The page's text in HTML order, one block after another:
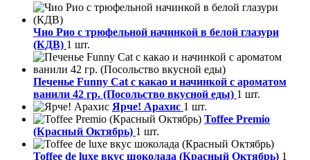
Чио Рио с трюфельной начинкой в белой глазури
(КДВ) 1 шт.
Печенье Funny Сat с какао и начинкой с ароматом
ванили 42 гр. (Посольство вкусной еды) 1 шт.
Ярче! Арахис 1 шт.
Toffee Premio
(Красный Октябрь) 1 шт.
Toffee de luxe вкус шоколада (Красный Октябрь) 1